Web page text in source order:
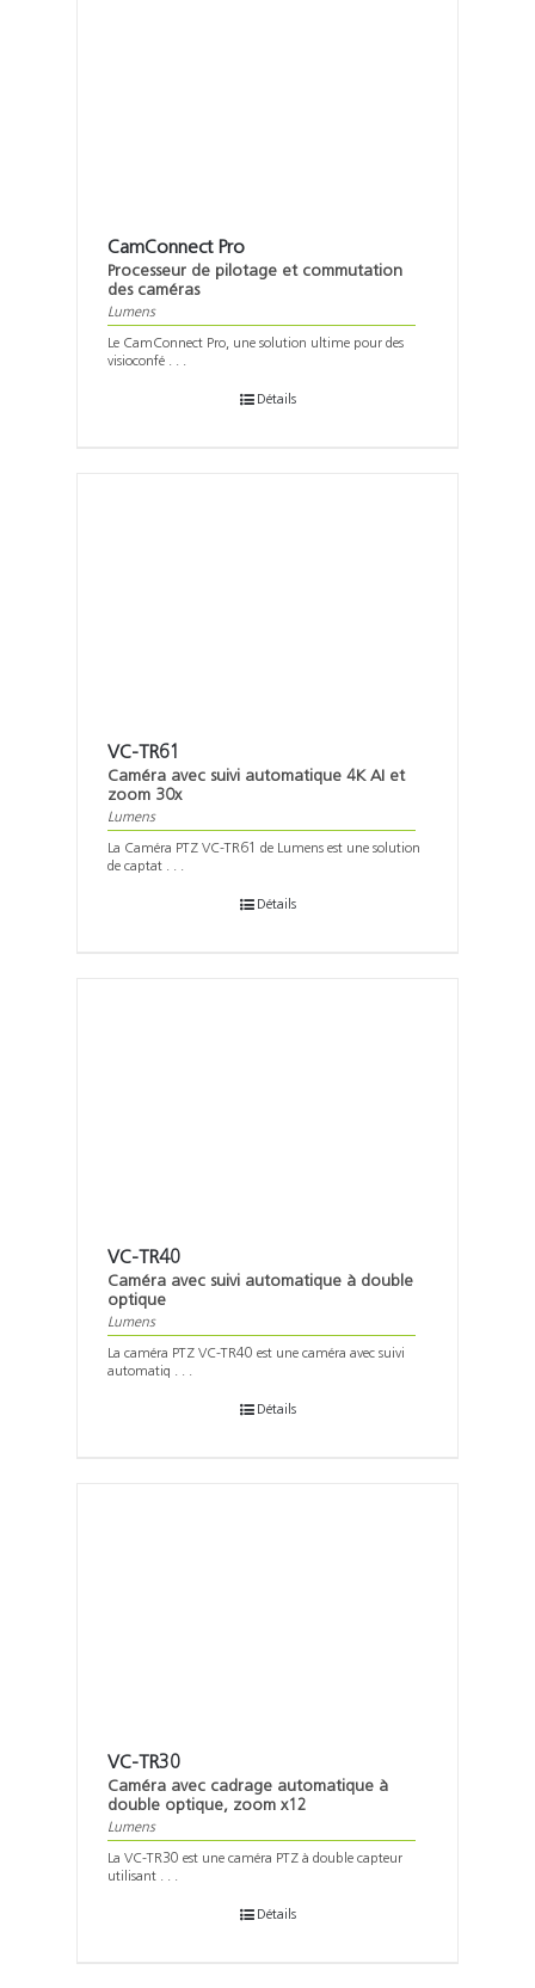
CamConnect Pro
Processeur de pilotage et commutation
des caméras
Lumens
Le CamConnect Pro, une solution ultime pour des
visioconfé . . .
Détails
VC-TR61
Caméra avec suivi automatique 4K AI et
zoom 30x
Lumens
La Caméra PTZ VC-TR61 de Lumens est une solution
de captat . . .
Détails
VC-TR40
Caméra avec suivi automatique à double
optique
Lumens
La caméra PTZ VC-TR40 est une caméra avec suivi
automatiq . . .
Détails
VC-TR30
Caméra avec cadrage automatique à
double optique, zoom x12
Lumens
La VC-TR30 est une caméra PTZ à double capteur
utilisant . . .
Détails